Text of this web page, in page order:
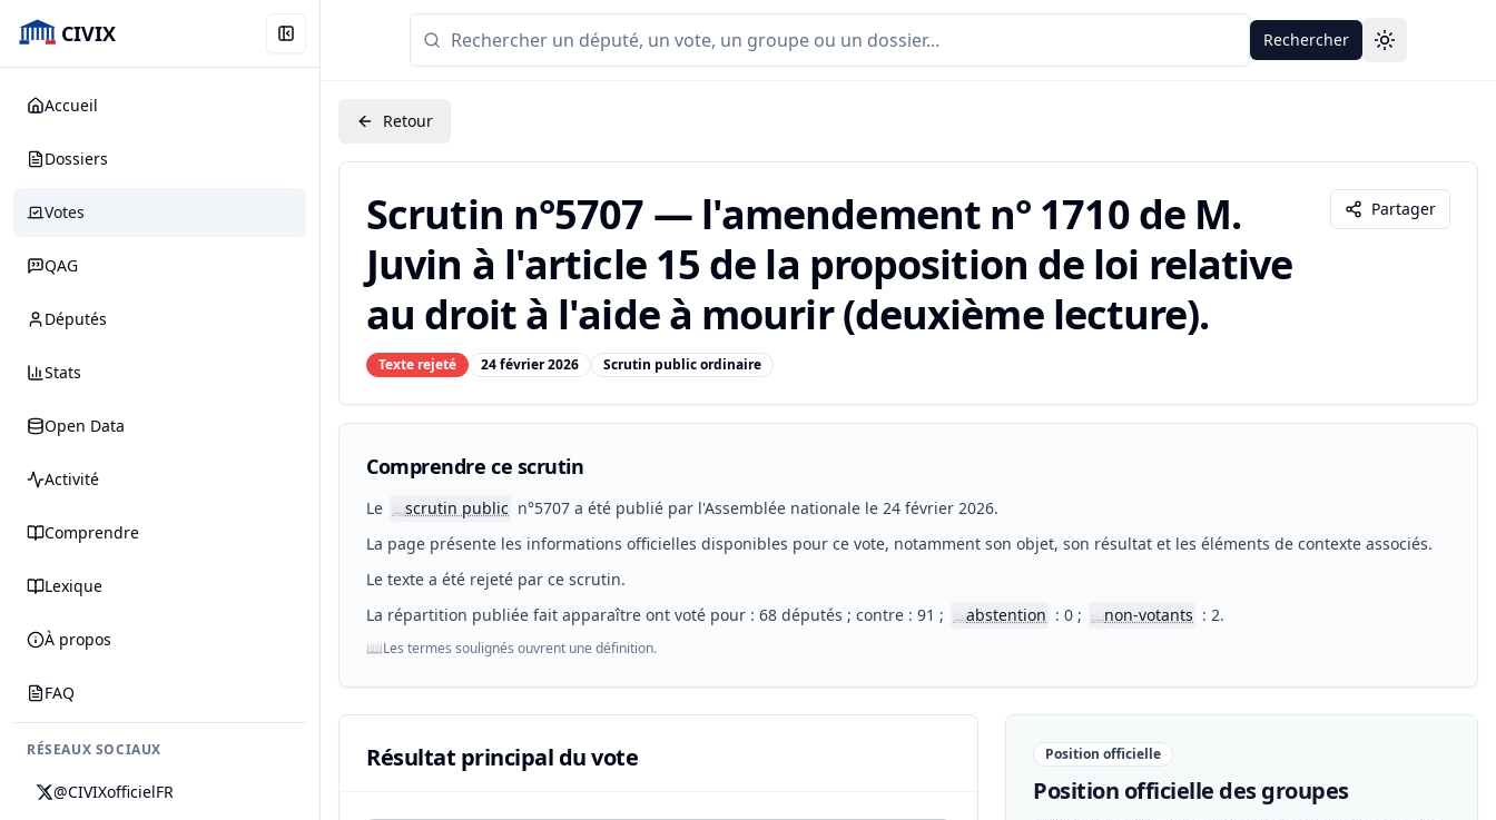
CIVIX
Accueil
Dossiers
Votes
QAG
Députés
Stats
Open Data
Activité
Comprendre
Lexique
À propos
FAQ
RÉSEAUX SOCIAUX
@CIVIXofficielFR
Rechercher Toggle theme
Retour
Scrutin n°5707 — l'amendement n° 1710 de M.
Juvin à l'article 15 de la proposition de loi relative
au droit à l'aide à mourir (deuxième lecture).
Texte rejeté 24 février 2026 Scrutin public ordinaire
Partager
Comprendre ce scrutin
Le 📖scrutin public n°5707 a été publié par l'Assemblée nationale le 24 février 2026.
La page présente les informations officielles disponibles pour ce vote, notamment son objet, son résultat et les éléments de contexte associés.
Le texte a été rejeté par ce scrutin.
La répartition publiée fait apparaître ont voté pour : 68 députés ; contre : 91 ;
📖abstention : 0 ; 📖non-votants : 2.
📖Les termes soulignés ouvrent une définition.
Résultat principal du vote Position officielle
Position officielle des groupes